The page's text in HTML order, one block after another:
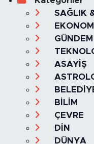
Kategoriler
SAĞLIK
EKONOMİ
ASAYİŞ
BELEDİYE
ÇEVRE
DİN